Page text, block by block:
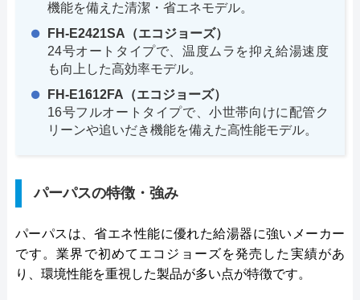
機能を備えた清潔・省エネモデル。
FH-E2421SA（エコジョーズ）
24号オートタイプで、温度ムラを抑え給湯速度
も向上した高効率モデル。
FH-E1612FA（エコジョーズ）
16号フルオートタイプで、小世帯向けに配管ク
リーンや追いだき機能を備えた高性能モデル。
パーパスの特徴・強み
パーパスは、省エネ性能に優れた給湯器に強いメーカー
です。業界で初めてエコジョーズを発売した実績があ
り、環境性能を重視した製品が多い点が特徴です。